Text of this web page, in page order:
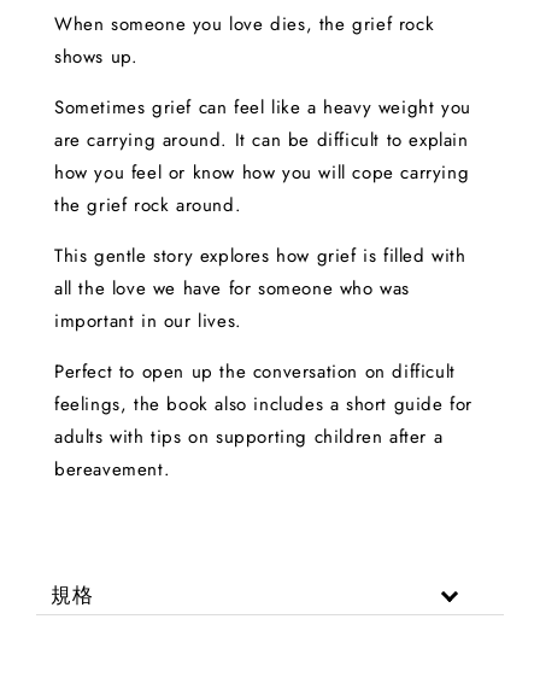
When someone you love dies, the grief rock
shows up.
Sometimes grief can feel like a heavy weight you
are carrying around. It can be difficult to explain
how you feel or know how you will cope carrying
the grief rock around.
This gentle story explores how grief is filled with
all the love we have for someone who was
important in our lives.
Perfect to open up the conversation on difficult
feelings, the book also includes a short guide for
adults with tips on supporting children after a
bereavement.
規格